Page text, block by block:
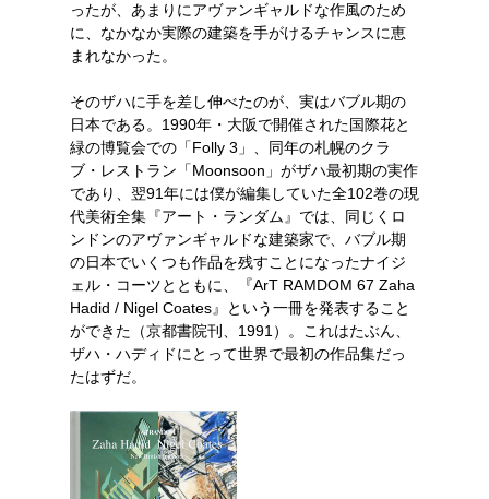
ったが、あまりにアヴァンギャルドな作風のため
に、なかなか実際の建築を手がけるチャンスに恵
まれなかった。
そのザハに手を差し伸べたのが、実はバブル期の
日本である。1990年・大阪で開催された国際花と
緑の博覧会での「Folly 3」、同年の札幌のクラ
ブ・レストラン「Moonsoon」がザハ最初期の実作
であり、翌91年には僕が編集していた全102巻の現
代美術全集『アート・ランダム』では、同じくロ
ンドンのアヴァンギャルドな建築家で、バブル期
の日本でいくつも作品を残すことになったナイジ
ェル・コーツとともに、『ArT RAMDOM 67 Zaha
Hadid / Nigel Coates』という一冊を発表すること
ができた（京都書院刊、1991）。これはたぶん、
ザハ・ハディドにとって世界で最初の作品集だっ
たはずだ。